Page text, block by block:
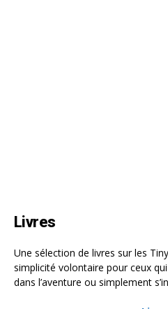
Livres
Une sélection de livres sur les
simplicité volontaire pour ceux
dans l’aventure ou simplement